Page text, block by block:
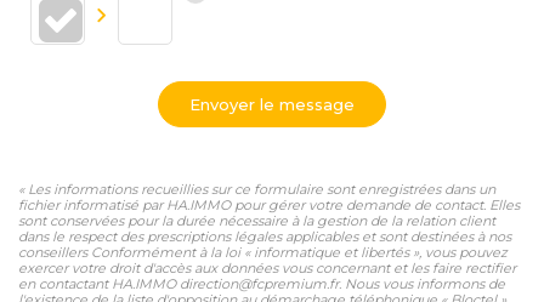
Envoyer le message
« Les informations recueillies sur ce formulaire sont enregistrées dans un
fichier informatisé par HA.IMMO pour gérer votre demande de contact. Elles
sont conservées pour la durée nécessaire à la gestion de la relation client
dans le respect des prescriptions légales applicables et sont destinées à nos
conseillers Conformément à la loi « informatique et libertés », vous pouvez
exercer votre droit d'accès aux données vous concernant et les faire rectifier
en contactant HA.IMMO direction@fcpremium.fr. Nous vous informons de